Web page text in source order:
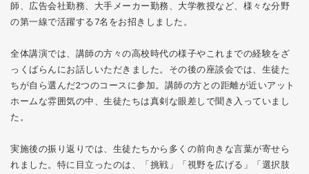
師、広告会社勤務、大手メーカー勤務、大学教授など、様々な分野
の第一線で活躍する7名をお招きしました。
全体講演では、講師の方々の高校時代の様子やこれまでの経験をざ
っくばらんにお話しいただきました。その後の座談会では、生徒た
ちが自ら選んだ2つのコースに参加。講師の方との距離が近いアット
ホームな雰囲気の中、生徒たちは真剣な眼差しで聞き入っていまし
た。
実施後の振り返りでは、生徒たちから多くの前向きな言葉が寄せら
れました。特に目立ったのは、「挑戦」「視野を広げる」「選択肢